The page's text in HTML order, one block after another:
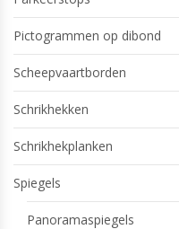
Pictogrammen op dibond
Scheepvaartborden
Schrikhekken
Schrikhekplanken
Spiegels
Panoramaspiegels